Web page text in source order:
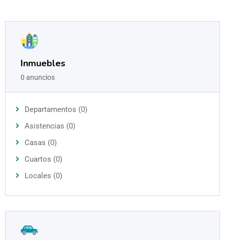
Inmuebles
0 anuncios
Departamentos (0)
Asistencias (0)
Casas (0)
Cuartos (0)
Locales (0)